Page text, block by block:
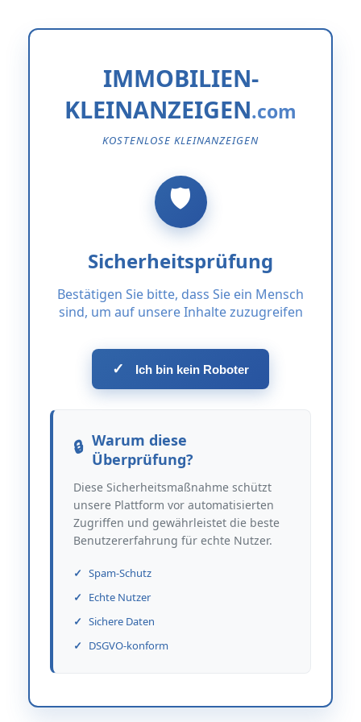
IMMOBILIEN-
KLEINANZEIGEN
KOSTENLOSE KLEINANZEIGEN
Sicherheitsprüfung
Bestätigen Sie bitte, dass Sie ein Mensch
sind, um auf unsere Inhalte zuzugreifen
✓ Ich bin kein Roboter
Warum diese
Überprüfung?
Diese Sicherheitsmaßnahme schützt
unsere Plattform vor automatisierten
Zugriffen und gewährleistet die beste
Benutzererfahrung für echte Nutzer.
Spam-Schutz
Echte Nutzer
Sichere Daten
DSGVO-konform